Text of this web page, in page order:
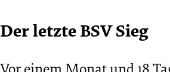
Der letzte BSV Sieg